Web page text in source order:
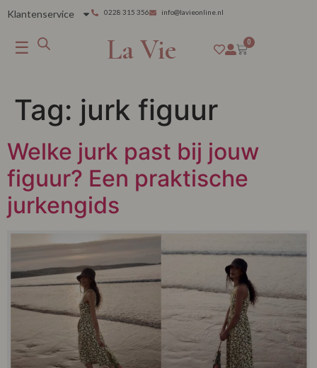
Klantenservice 0228 315 356 info@lavieonline.nl
☰ La Vie 0
Tag: jurk figuur
Welke jurk past bij jouw
figuur? Een praktische
jurkengids